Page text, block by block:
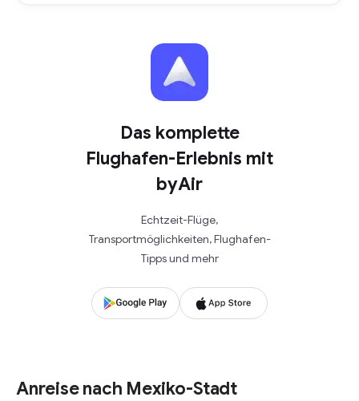
Das komplette
Flughafen-Erlebnis mit
byAir
Echtzeit-Flüge,
Transportmöglichkeiten, Flughafen-
Tipps und mehr
Anreise nach Mexiko-Stadt